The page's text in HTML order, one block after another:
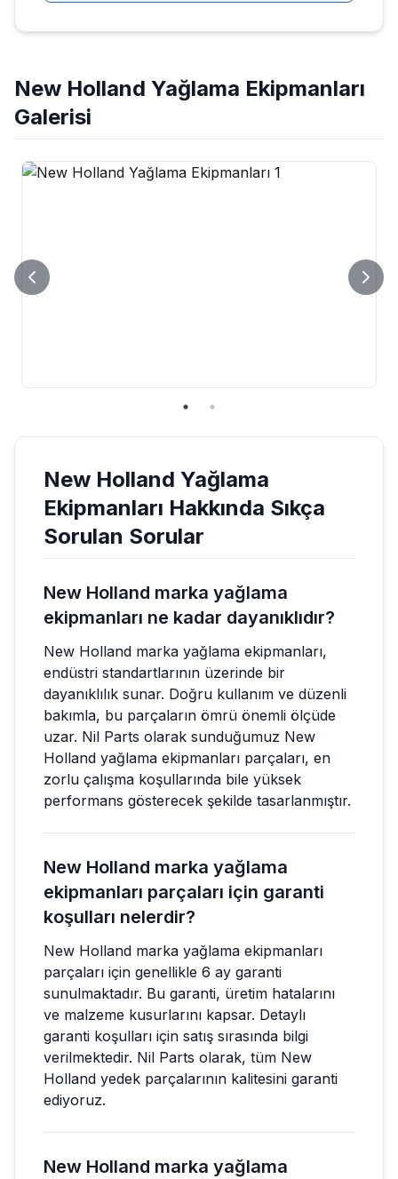
New Holland Yağlama Ekipmanları
Galerisi
New Holland Yağlama
Ekipmanları Hakkında Sıkça
Sorulan Sorular
New Holland marka yağlama
ekipmanları ne kadar dayanıklıdır?
New Holland marka yağlama ekipmanları,
endüstri standartlarının üzerinde bir
dayanıklılık sunar. Doğru kullanım ve düzenli
bakımla, bu parçaların ömrü önemli ölçüde
uzar. Nil Parts olarak sunduğumuz New
Holland yağlama ekipmanları parçaları, en
zorlu çalışma koşullarında bile yüksek
performans gösterecek şekilde tasarlanmıştır.
New Holland marka yağlama
ekipmanları parçaları için garanti
koşulları nelerdir?
New Holland marka yağlama ekipmanları
parçaları için genellikle 6 ay garanti
sunulmaktadır. Bu garanti, üretim hatalarını
ve malzeme kusurlarını kapsar. Detaylı
garanti koşulları için satış sırasında bilgi
verilmektedir. Nil Parts olarak, tüm New
Holland yedek parçalarının kalitesini garanti
ediyoruz.
New Holland marka yağlama